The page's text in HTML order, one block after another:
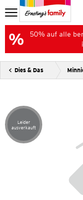
50% auf alle
Dies & Das
Artikel leider
Leider
ausverkauft